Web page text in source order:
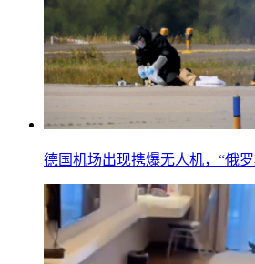
德国机场出现携爆无人机，“俄罗